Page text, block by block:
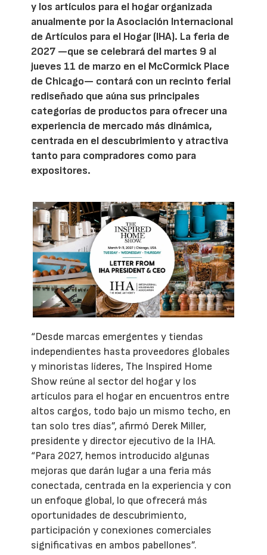
y los artículos para el hogar organizada
anualmente por la Asociación Internacional
de Artículos para el Hogar (IHA). La feria de
2027 —que se celebrará del martes 9 al
jueves 11 de marzo en el McCormick Place
de Chicago— contará con un recinto ferial
rediseñado que aúna sus principales
categorías de productos para ofrecer una
experiencia de mercado más dinámica,
centrada en el descubrimiento y atractiva
tanto para compradores como para
expositores.
“Desde marcas emergentes y tiendas
independientes hasta proveedores globales
y minoristas líderes, The Inspired Home
Show reúne al sector del hogar y los
artículos para el hogar en encuentros entre
altos cargos, todo bajo un mismo techo, en
tan solo tres días”, afirmó Derek Miller,
presidente y director ejecutivo de la IHA.
“Para 2027, hemos introducido algunas
mejoras que darán lugar a una feria más
conectada, centrada en la experiencia y con
un enfoque global, lo que ofrecerá más
oportunidades de descubrimiento,
participación y conexiones comerciales
significativas en ambos pabellones”.